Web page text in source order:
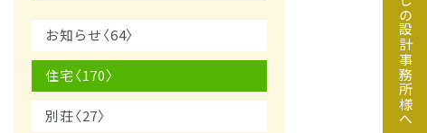
お探しの設計事務所様へ
お知らせ〈64〉
住宅〈170〉
別荘〈27〉